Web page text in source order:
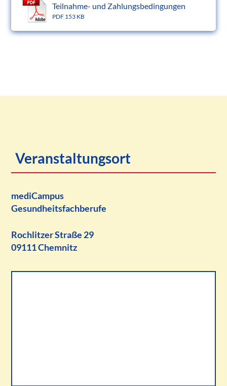
Teilnahme- und Zahlungsbedingungen
PDF 153 KB
Veranstaltungsort
mediCampus
Gesundheitsfachberufe
Rochlitzer Straße 29
09111 Chemnitz